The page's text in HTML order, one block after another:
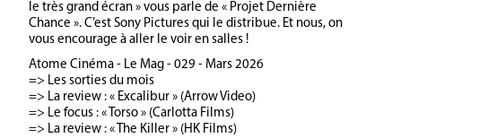
le très grand écran » vous parle de « Projet Dernière
Chance ». C’est Sony Pictures qui le distribue. Et nous, on
vous encourage à aller le voir en salles !
Atome Cinéma - Le Mag - 029 - Mars 2026
=> Les sorties du mois
=> La review : « Excalibur » (Arrow Video)
=> Le focus : « Torso » (Carlotta Films)
=> La review : « The Killer » (HK Films)